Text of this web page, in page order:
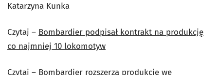
Katarzyna Kunka
Czytaj – Bombardier podpisał kontrakt na produkcję
co najmniej 10 lokomotyw
Czytaj – Bombardier rozszerza produkcję we